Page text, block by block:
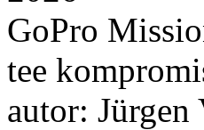
GoPro
tee
autor: Jürgen